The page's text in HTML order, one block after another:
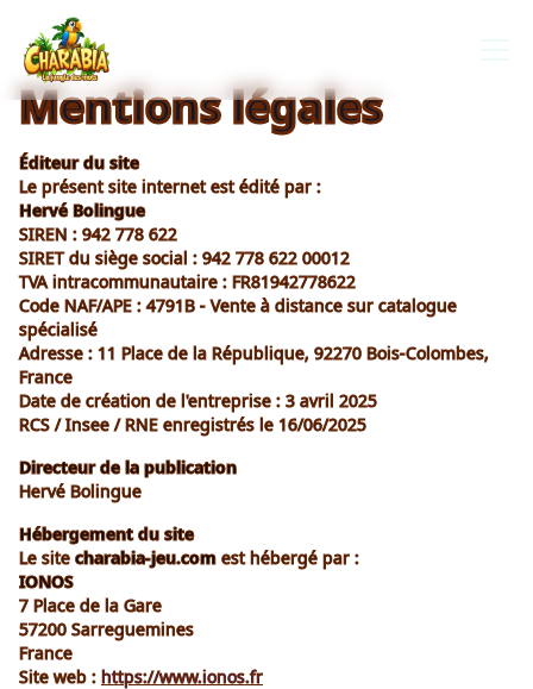
Mentions légales
Éditeur du site
Le présent site internet est édité par :
Hervé Bolingue
SIREN : 942 778 622
SIRET du siège social : 942 778 622 00012
TVA intracommunautaire : FR81942778622
Code NAF/APE : 4791B - Vente à distance sur catalogue
spécialisé
Adresse : 11 Place de la République, 92270 Bois-Colombes,
France
Date de création de l'entreprise : 3 avril 2025
RCS / Insee / RNE enregistrés le 16/06/2025
Directeur de la publication
Hervé Bolingue
Hébergement du site
Le site charabia-jeu.com est hébergé par :
IONOS
7 Place de la Gare
57200 Sarreguemines
France
Site web : https://www.ionos.fr